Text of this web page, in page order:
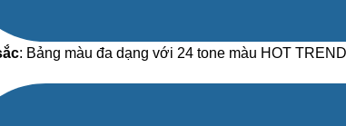
: Bảng màu đa dạng với 24 tone màu HOT